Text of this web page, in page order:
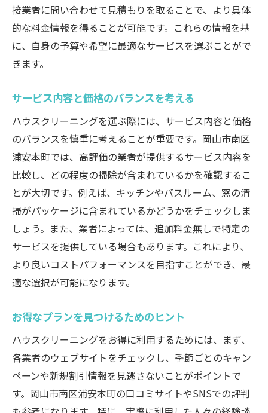
接業者に問い合わせて見積もりを取ることで、より具体
的な料金情報を得ることが可能です。これらの情報を基
に、自身の予算や希望に最適なサービスを選ぶことがで
きます。
サービス内容と価格のバランスを考える
ハウスクリーニングを選ぶ際には、サービス内容と価格
のバランスを慎重に考えることが重要です。岡山市南区
浦安本町では、高評価の業者が提供するサービス内容を
比較し、どの程度の掃除が含まれているかを確認するこ
とが大切です。例えば、キッチンやバスルーム、窓の清
掃がパッケージに含まれているかどうかをチェックしま
しょう。また、業者によっては、追加料金無しで特定の
サービスを提供している場合もあります。これにより、
より良いコストパフォーマンスを目指すことができ、最
適な選択が可能になります。
お得なプランを見つけるためのヒント
ハウスクリーニングをお得に利用するためには、まず、
各業者のウェブサイトをチェックし、季節ごとのキャン
ペーンや新規割引情報を見逃さないことがポイントで
す。岡山市南区浦安本町の口コミサイトやSNSでの評判